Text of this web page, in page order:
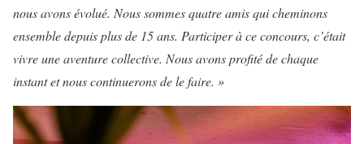
nous avons évolué. Nous sommes quatre amis qui cheminons
ensemble depuis plus de 15 ans. Participer à ce concours, c’était
vivre une aventure collective. Nous avons profité de chaque
instant et nous continuerons de le faire. »